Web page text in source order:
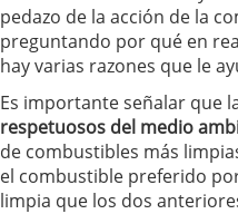
pedazo de la acción de la
preguntando por qué en
hay varias razones que le
Es importante señalar que
respetuosos del medio
de combustibles más
el combustible preferido
limpia que los dos